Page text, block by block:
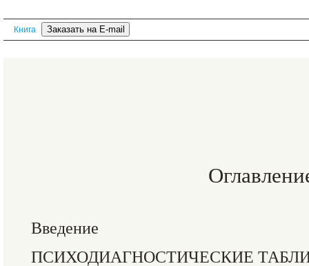
Книга
Введение
ПСИХОДИАГНОСТИЧЕСКИЕ